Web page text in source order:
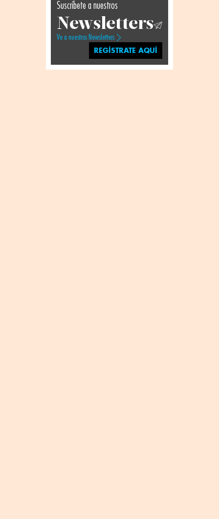
Suscríbete a nuestros
Newsletters
Ve a nuestros Newsletters
REGÍSTRATE AQUÍ